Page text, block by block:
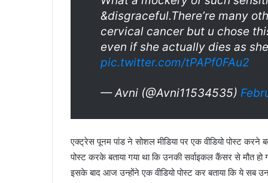
&disgraceful.There’re many
cervical cancer but u chose
even if she actually dies as
pic.twitter.com/tPAPf0FAu2
— Avni (@Avni11534535)
एक्ट्रेस पूनम पांड ने सोशल मीडिया पर एक वीडियो पोस्ट करने
पोस्ट करके बताया गया था कि उनकी सर्वाइकल कैंसर से मौत
इसके बाद आज उन्होंने एक वीडियो पोस्ट कर बताया कि ये सब